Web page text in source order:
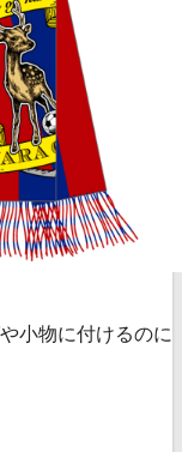
小物に付けるのに